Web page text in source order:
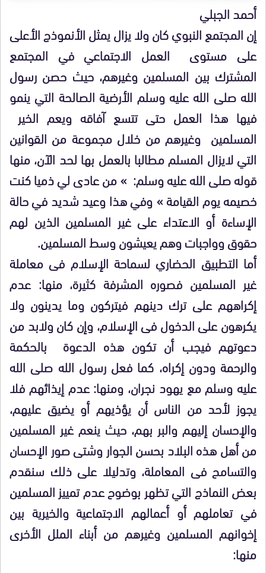
أحمد الجبلي
إن المجتمع النبوي كان ولا يزال يمثل الأنموذج الأعلى
على مستوى العمل الاجتماعي في المجتمع
المشترك بين المسلمين وغيرهم، حيث حصن رسول
الله صلى الله عليه وسلم الأرضية الصالحة التي ينمو
فيها هذا العمل حتى تتسع آفاقه ويعم الخير
المسلمين وغيرهم من خلال مجموعة من القوانين
التي لايزال المسلم مطالبا بالعمل بها لحد الآن، منها
قوله صلى الله عليه وسلم: » من عادى لي ذميا كنت
خصيمه يوم القيامة » وفي هذا وعيد شديد في حالة
الإساءة أو الاعتداء على غير المسلمين الذين لهم
حقوق وواجبات وهم يعيشون وسط المسلمين.
أما التطبيق الحضاري لسماحة الإسلام فى معاملة
غير المسلمين فصوره المشرفة كثيرة، منها: عدم
إكراههم على ترك دينهم فيتركون وما يدينون ولا
يكرهون على الدخول فى الإسلام، وإن كان ولابد من
دعوتهم فيجب أن تكون هذه الدعوة بالحكمة
والرحمة ودون إكراه، كما فعل رسول الله صلى الله
عليه وسلم مع يهود نجران، ومنها: عدم إيذائهم فلا
يجوز لأحد من الناس أن يؤذيهم أو يضيق عليهم،
والإحسان إليهم والبر بهم، حيث ينعم غير المسلمين
من أهل هذه البلاد بحسن الجوار وشتى صور الإحسان
والتسامح فى المعاملة، وتدليلا على ذلك سنقدم
بعض النماذج التي تظهر بوضوح عدم تمييز المسلمين
في تعاملهم أو أعمالهم الاجتماعية والخيرية بين
إخوانهم المسلمين وغيرهم من أبناء الملل الأخرى
منها: